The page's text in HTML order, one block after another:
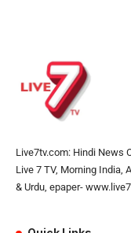
Live7tv.com: Hindi News
Live 7 TV, Morning India,
& Urdu, epaper-